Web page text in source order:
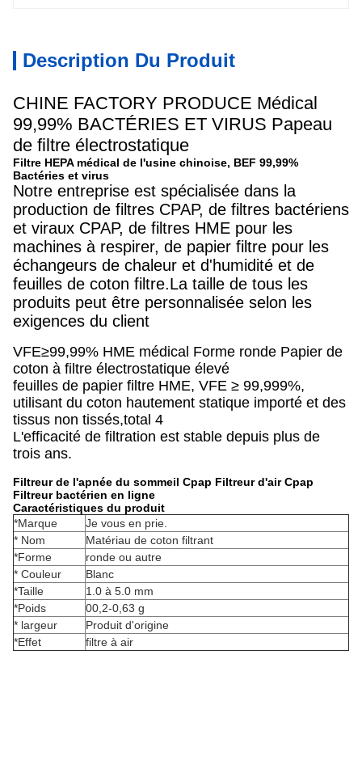
Description Du Produit
CHINE FACTORY PRODUCE Médical
99,99% BACTÉRIES ET VIRUS Papeau
de filtre électrostatique
Filtre HEPA médical de l'usine chinoise, BEF 99,99%
Bactéries et virus
Notre entreprise est spécialisée dans la
production de filtres CPAP, de filtres bactériens
et viraux CPAP, de filtres HME pour les
machines à respirer, de papier filtre pour les
échangeurs de chaleur et d'humidité et de
feuilles de coton filtre.La taille de tous les
produits peut être personnalisée selon les
exigences du client
VFE≥99,99% HME médical Forme ronde Papier de
coton à filtre électrostatique élevé
feuilles de papier filtre HME, VFE ≥ 99,999%,
utilisant du coton hautement statique importé et des
tissus non tissés,total 4
L'efficacité de filtration est stable depuis plus de
trois ans.
Filtreur de l'apnée du sommeil Cpap Filtreur d'air Cpap
Filtreur bactérien en ligne
Caractéristiques du produit
*Marque
Je vous en prie.
* Nom
Matériau de coton filtrant
*Forme
ronde ou autre
* Couleur
Blanc
*Taille
1.0 à 5.0 mm
*Poids
00,2-0,63 g
* largeur
Produit d'origine
*Effet
filtre à air